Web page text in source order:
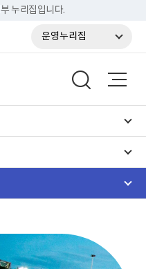
누리집입니다.
운영누리집